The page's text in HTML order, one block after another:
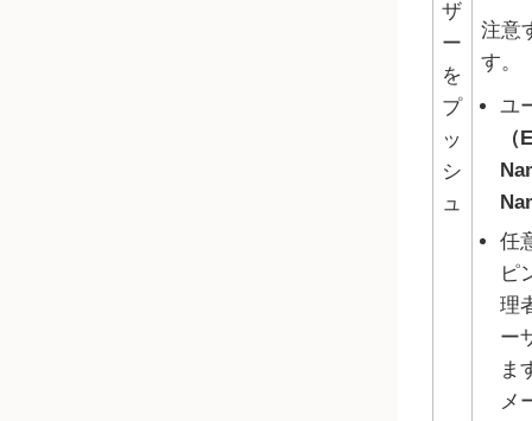
ザ
ー
を
プ
ッ
シ
ュ
注意
す。
ユ
任
ピ
理
ー
ま
メ